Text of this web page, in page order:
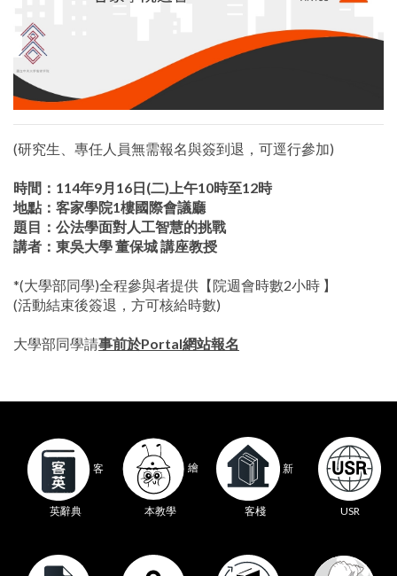
(研究生、專任人員無需報名與簽到退，可逕行參加)
時間： 114年9月 16日(二) 上午10時至12時
地點：客家學院1樓國際會議廳
題目：公法學面對人工智慧的挑戰
講者：東吳大學 董保城 講座教授
*(大學部同學)全程參與者提供【院週會時數2小時 】
(活動結束後簽退，方可核給時數)
大學部同學請事前於Portal網站報名
客
英辭典
繪
本教學
新
客棧 USR